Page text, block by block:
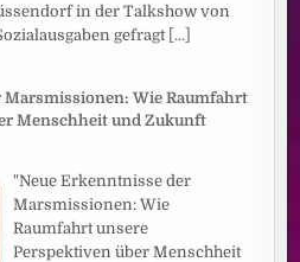
in der Talkshow von
gefragt [...]
Wie Raumfahrt
Menschheit und Zukunft
"Neue Erkenntnisse der
Marsmissionen: Wie
Raumfahrt unsere
Perspektiven über Menschheit